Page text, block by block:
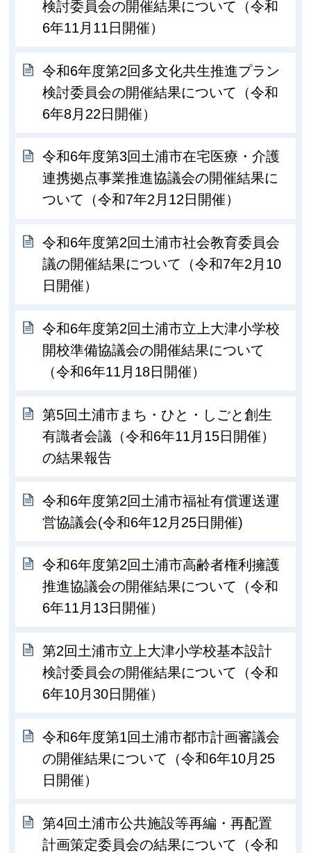
検討委員会の開催結果について（令和
6年11月11日開催）
令和6年度第2回多文化共生推進プラン
検討委員会の開催結果について（令和
6年8月22日開催）
令和6年度第3回土浦市在宅医療・介護
連携拠点事業推進協議会の開催結果に
ついて（令和7年2月12日開催）
令和6年度第2回土浦市社会教育委員会
議の開催結果について（令和7年2月10
日開催）
令和6年度第2回土浦市立上大津小学校
開校準備協議会の開催結果について
（令和6年11月18日開催）
第5回土浦市まち・ひと・しごと創生
有識者会議（令和6年11月15日開催）
の結果報告
令和6年度第2回土浦市福祉有償運送運
営協議会(令和6年12月25日開催)
令和6年度第2回土浦市高齢者権利擁護
推進協議会の開催結果について（令和
6年11月13日開催）
第2回土浦市立上大津小学校基本設計
検討委員会の開催結果について（令和
6年10月30日開催）
令和6年度第1回土浦市都市計画審議会
の開催結果について（令和6年10月25
日開催）
第4回土浦市公共施設等再編・再配置
計画策定委員会の結果について（令和